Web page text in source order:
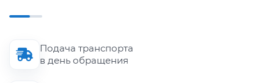
Подача транспорта
в день обращения